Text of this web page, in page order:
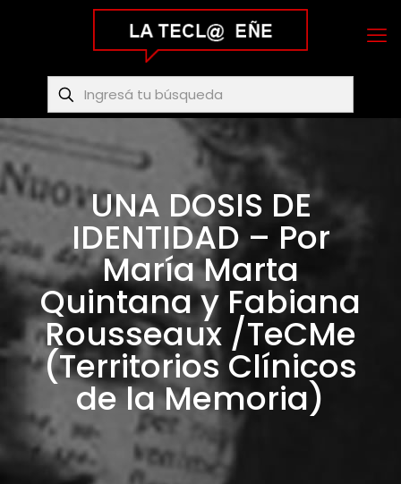
UNA DOSIS DE
IDENTIDAD – Por
María Marta
Quintana y Fabiana
Rousseaux /TeCMe
(Territorios Clínicos
de la Memoria)